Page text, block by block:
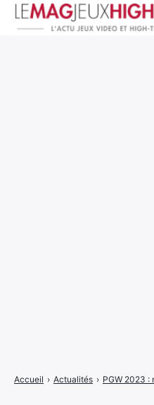
Accueil › Actualités ›